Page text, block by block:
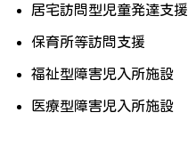
居宅訪問型児童発達支援
保育所等訪問支援
福祉型障害児入所施設
医療型障害児入所施設